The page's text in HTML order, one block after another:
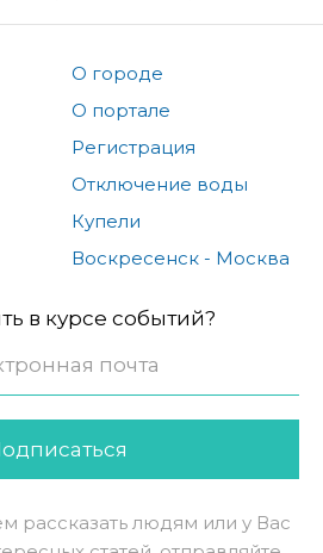
О городе
О портале
Регистрация
Отключение воды
Купели
Воскресенск - Москва
в курсе событий?
рассказать людям или у Вас